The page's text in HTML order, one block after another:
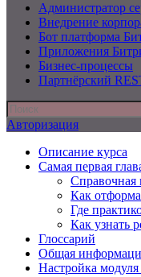
Администратор
Внедрение
Бот платформа
Приложения
Бизнес-процессы
Партнёрский
Авторизация
Описание курса
Самая первая
Как
Где
Как узнать
Глоссарий
Общая
Настройка